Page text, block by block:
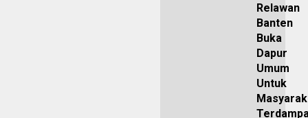
Relawan
Banten
Buka
Dapur
Umum
Untuk